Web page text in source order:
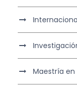
Maestría en